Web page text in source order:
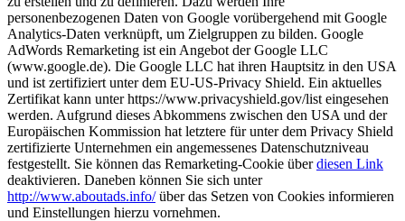
personenbezogenen Daten von Google vorübergehend mit Google
Analytics-Daten verknüpft, um Zielgruppen zu bilden. Google
AdWords Remarketing ist ein Angebot der Google LLC
(www.google.de). Die Google LLC hat ihren Hauptsitz in den USA
und ist zertifiziert unter dem EU-US-Privacy Shield. Ein aktuelles
Zertifikat kann unter https://www.privacyshield.gov/list eingesehen
werden. Aufgrund dieses Abkommens zwischen den USA und der
Europäischen Kommission hat letztere für unter dem Privacy Shield
zertifizierte Unternehmen ein angemessenes Datenschutzniveau
festgestellt. Sie können das Remarketing-Cookie überdiesen Link
deaktivieren. Daneben können Sie sich unter
http://www.aboutads.info/über das Setzen von Cookies informieren
und Einstellungen hierzu vornehmen.